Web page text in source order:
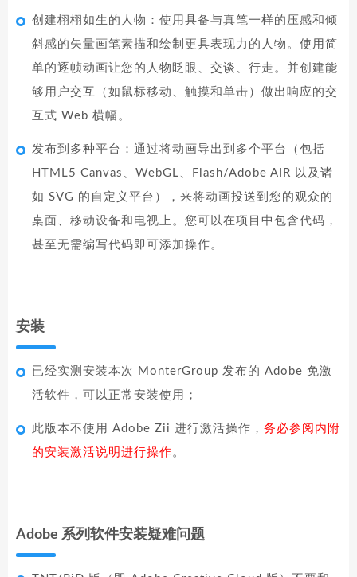
创建栩栩如生的人物：使用具备与真笔一样的压感和倾
斜感的矢量画笔素描和绘制更具表现力的人物。使用简
单的逐帧动画让您的人物眨眼、交谈、行走。并创建能
够用户交互（如鼠标移动、触摸和单击）做出响应的交
互式 Web 横幅。
发布到多种平台：通过将动画导出到多个平台（包括
HTML5 Canvas、WebGL、Flash/Adobe AIR 以及诸
如 SVG 的自定义平台），来将动画投送到您的观众的
桌面、移动设备和电视上。您可以在项目中包含代码，
甚至无需编写代码即可添加操作。
安装
已经实测安装本次 MonterGroup 发布的 Adobe 免激
活软件，可以正常安装使用；
此版本不使用 Adobe Zii 进行激活操作， 务必参阅内附
的安装激活说明进行操作。
Adobe 系列软件安装疑难问题